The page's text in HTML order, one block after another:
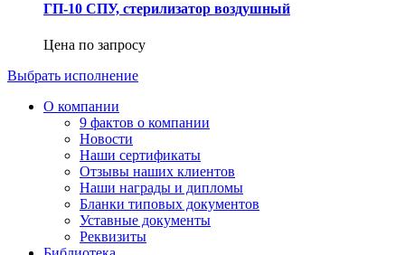
ГП-10 СПУ, стерилизатор воздушный
Цена по запросу
Выбрать исполнение
О компании
9 фактов о компании
Новости
Наши сертификаты
Отзывы наших клиентов
Наши награды и дипломы
Бланки типовых документов
Уставные документы
Реквизиты